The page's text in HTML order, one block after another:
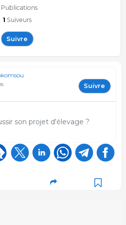
Publications
1 Suiveurs
Suivre
Suivre
son projet d'élevage ?